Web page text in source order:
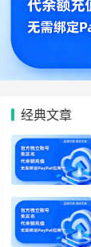
经典文章